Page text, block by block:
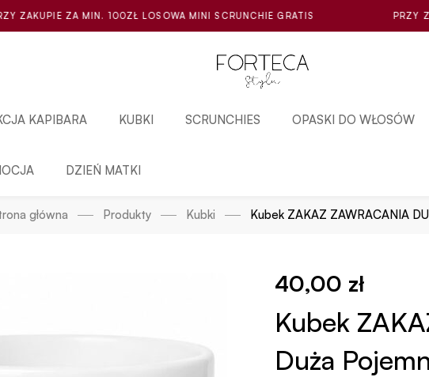
LOSOWA MINI SCRUNCHIE GRATIS PRZY ZAKUPIE ZA MIN. 100ZŁ
KAPIBARA KUBKI SCRUNCHIES OPASKI DO WŁOSÓW
DZIEŃ MATKI
główna Produkty Kubki Kubek ZAKAZ ZAWRACANIA
40,00 zł
Kubek
Duża